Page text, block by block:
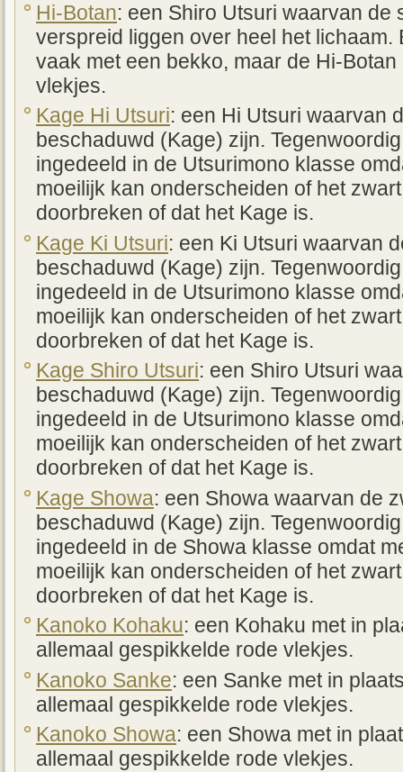
Hi-Botan: een Shiro Utsuri waarvan de
verspreid liggen over heel het
vaak met een bekko, maar de Hi-
vlekjes.
Kage Hi Utsuri: een Hi Utsuri waarvan
beschaduwd (Kage) zijn.
ingedeeld in de Utsurimono klasse
moeilijk kan onderscheiden of het
doorbreken of dat het Kage is.
Kage Ki Utsuri: een Ki Utsuri waarvan
beschaduwd (Kage) zijn.
ingedeeld in de Utsurimono klasse
moeilijk kan onderscheiden of het
doorbreken of dat het Kage is.
Kage Shiro Utsuri: een Shiro Utsuri
beschaduwd (Kage) zijn.
ingedeeld in de Utsurimono klasse
moeilijk kan onderscheiden of het
doorbreken of dat het Kage is.
Kage Showa: een Showa waarvan de
beschaduwd (Kage) zijn.
ingedeeld in de Showa klasse omdat
moeilijk kan onderscheiden of het
doorbreken of dat het Kage is.
Kanoko Kohaku: een Kohaku met in
allemaal gespikkelde rode vlekjes.
Kanoko Sanke: een Sanke met in
allemaal gespikkelde rode vlekjes.
Kanoko Showa: een Showa met in
allemaal gespikkelde rode vlekjes.